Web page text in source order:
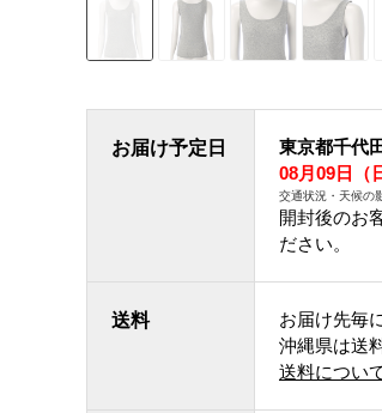
お届け予定日 東京都千代
08月09日（
交通状況・天候の
開封後のお
ださい。
送料 お届け先毎
沖縄県は送
送料につい